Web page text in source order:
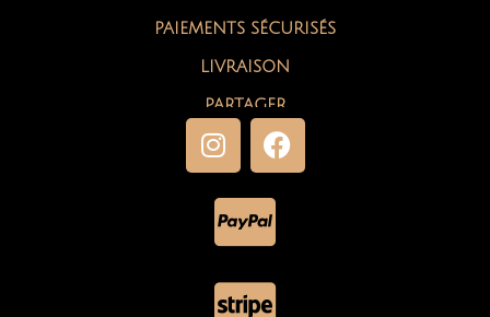
PAIEMENTS SÉCURISÉS
LIVRAISON
PARTAGER